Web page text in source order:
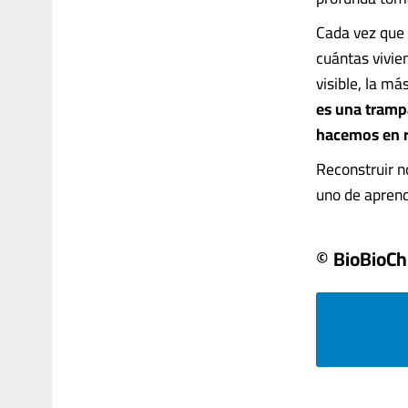
Cada vez
cuántas
visible, la
es una
hacemos
Reconstruir
uno de
©